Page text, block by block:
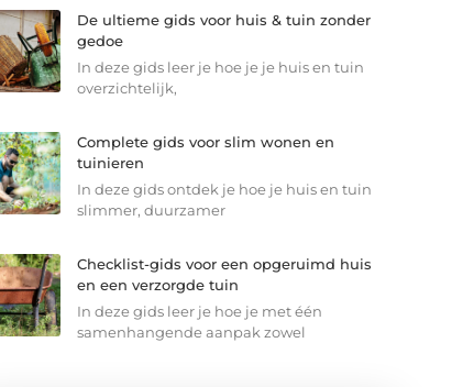
De ultieme gids voor huis & tuin zonder
gedoe
In deze gids leer je hoe je je huis en tuin
overzichtelijk,
Complete gids voor slim wonen en
tuinieren
In deze gids ontdek je hoe je huis en tuin
slimmer, duurzamer
Checklist-gids voor een opgeruimd huis
en een verzorgde tuin
In deze gids leer je hoe je met één
samenhangende aanpak zowel